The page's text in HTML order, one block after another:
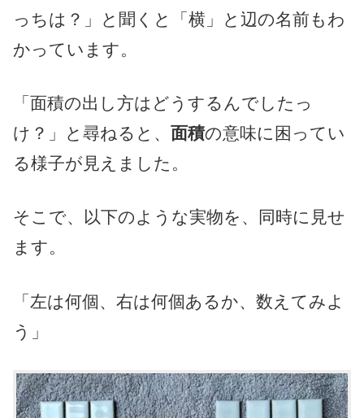
っちは？」と聞くと「横」と辺の名前もわ
かっています。
「面積の出し方はどうするんでしたっ
け？」と尋ねると、 面積の意味に困ってい
る様子が見えました。
そこで、以下のような実物を、同時に見せ
ます。
「左は何個、右は何個あるか、数えてみよ
う」